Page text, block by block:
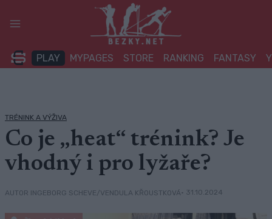
PLAY MYPAGES STORE RANKING FANTASY
TRÉNINK A VÝŽIVA
Co je „heat“ trénink? Je
vhodný i pro lyžaře?
AUTOR INGEBORG SCHEVE/VENDULA KŘOUSTKOVÁ• 31.10.2024